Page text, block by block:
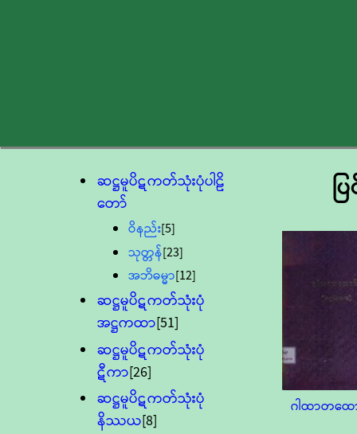
ဆဋ္ဌမူပိဋကတ်သုံးပုံပါဠိ
တော်
ဝိနည်း[5]
သုတ္တန်[23]
အဘိဓမ္မာ[12]
ဆဋ္ဌမူပိဋကတ်သုံးပုံ
အဋ္ဌကထာ[51]
ဆဋ္ဌမူပိဋကတ်သုံးပုံ
ဋီကာ[26]
ဆဋ္ဌမူပိဋကတ်သုံးပုံ
နိဿယ[8]
ပ
ဂါထာတထေ